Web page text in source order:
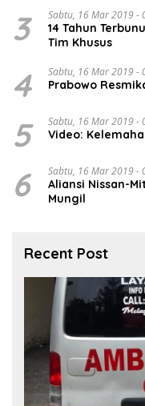
3 Sabtu, 16 Mar 2019 -
14 Tahun
Tim Khusus
4 Sabtu, 16 Mar 2019 -
Prabowo
5 Sabtu, 16 Mar 2019 -
Video:
6 Sabtu, 16 Mar 2019 -
Aliansi Nissan-
Mungil
Recent Post